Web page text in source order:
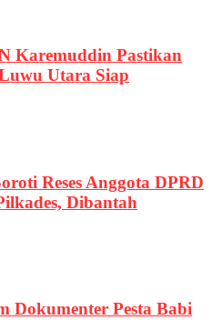
Karemuddin Pastikan
Utara Siap
Reses Anggota DPRD
Dibantah
Dokumenter Pesta Babi